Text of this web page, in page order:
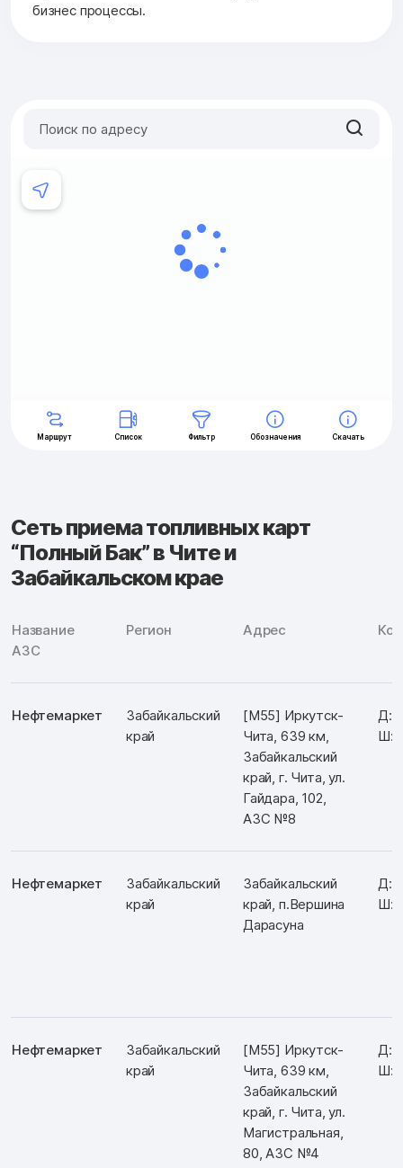
бизнес процессы.
Сеть приема топливных карт
“Полный Бак” в Чите и
Забайкальском крае
Название
АЗС
Регион Адрес
Нефтемаркет
Забайкальский
край
[М55] Иркутск-
Чита, 639 км,
Забайкальский
край, г. Чита, ул.
Гайдара, 102,
АЗС №8
Д:
Ш:
Нефтемаркет
Забайкальский
край
Забайкальский
край, п.Вершина
Дарасуна
Д:
Ш:
Нефтемаркет
Забайкальский
край
[М55] Иркутск-
Чита, 639 км,
Забайкальский
край, г. Чита, ул.
Магистральная,
80, АЗС №4
Д:
Ш: